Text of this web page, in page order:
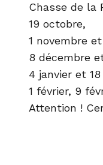
Chasse de la
19 octobre,
1 novembre
8 décembre
4 janvier et 18
1 février, 9
Attention !